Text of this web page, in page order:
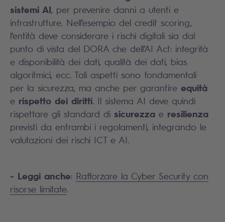
sistemi AI, per prevenire danni a utenti e
infrastrutture. Nell’esempio del credit scoring,
l’entità deve considerare i rischi digitali sia dal
punto di vista del DORA che dell’AI Act: integrità
e disponibilità dei dati, qualità dei dati, bias
algoritmici, ecc. Tali aspetti sono fondamentali
per la sicurezza, ma anche per garantire equità
e rispetto dei diritti. Il sistema AI deve quindi
rispettare gli standard di sicurezza e resilienza
previsti da entrambi i regolamenti, integrando le
valutazioni dei rischi ICT e AI.
- Leggi anche: Rafforzare la Cyber Security con
risorse limitate.